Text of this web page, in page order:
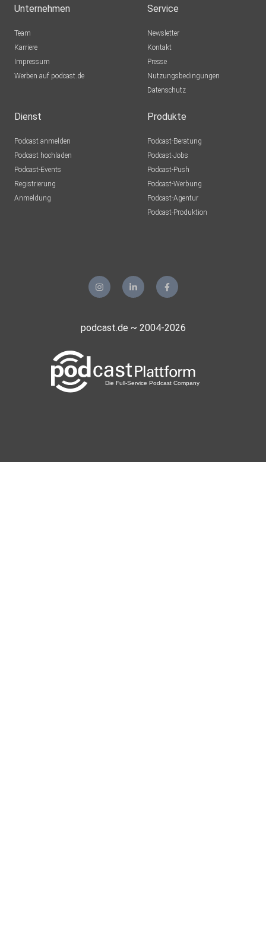
Unternehmen
Team
Karriere
Impressum
Werben auf podcast.de
Service
Newsletter
Kontakt
Presse
Nutzungsbedingungen
Datenschutz
Dienst
Podcast anmelden
Podcast hochladen
Podcast-Events
Registrierung
Anmeldung
Produkte
Podcast-Beratung
Podcast-Jobs
Podcast-Push
Podcast-Werbung
Podcast-Agentur
Podcast-Produktion
podcast.de ~ 2004-2026